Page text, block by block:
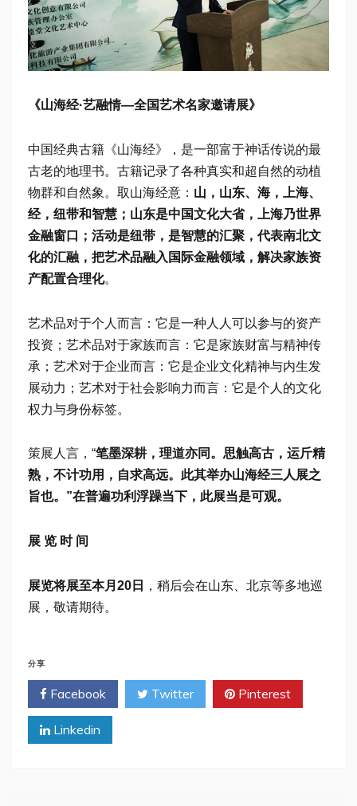
《山海经·艺融情—全国艺术名家邀请展》
中国经典古籍《山海经》，是一部富于神话传说的最
古老的地理书。古籍记录了各种真实和超自然的动植
物群和自然象。取山海经意： 山，山东、海，上海、
经，纽带和智慧；山东是中国文化大省，上海乃世界
金融窗口；活动是纽带，是智慧的汇聚，代表南北文
化的汇融，把艺术品融入国际金融领域，解决家族资
产配置合理化。
艺术品对于个人而言：它是一种人人可以参与的资产
投资；艺术品对于家族而言：它是家族财富与精神传
承；艺术对于企业而言：它是企业文化精神与内生发
展动力；艺术对于社会影响力而言：它是个人的文化
权力与身份标签。
策展人言，“笔墨深耕，理道亦同。思触高古，运斤精
熟，不计功用，自求高远。此其举办山海经三人展之
旨也。”在普遍功利浮躁当下，此展当是可观。
展 览 时 间
展览将展至本月20日
，稍后会在山东、北京等多地巡
展，敬请期待。
分享
Facebook Twitter Pinterest
Linkedin